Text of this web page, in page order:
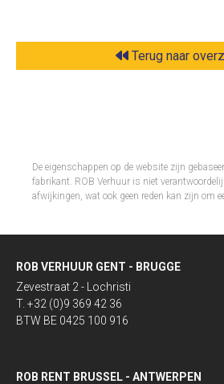
Terug naar
De eigenschappen op de website zijn
fabrikant. ROB Verhuur is niet
afwijkingen, wat ook geen reden kan zijn om
ROB VERHUUR GENT - BRUGGE
Zevestraat 2 - Lochristi
T. +32 (0)9 369 42 36
BTW BE 0425 100 916
ROB RENT BRUSSEL - ANTWERPEN